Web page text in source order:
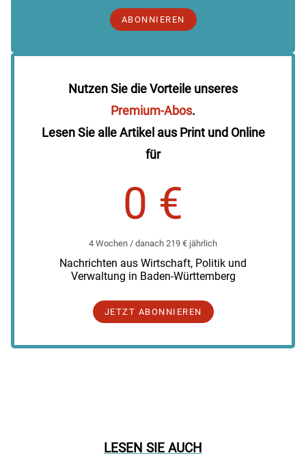
ABONNIEREN
Nutzen Sie die Vorteile unseres
Premium-Abos.
Lesen Sie alle Artikel aus Print und Online
für
0 €
4 Wochen / danach 219 € jährlich
Nachrichten aus Wirtschaft, Politik und
Verwaltung in Baden-Württemberg
JETZT ABONNIEREN
LESEN SIE AUCH